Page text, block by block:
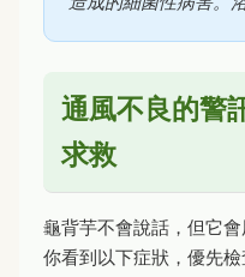
通風不良的警
求救
龜背芋不會說話，但它
你看到以下症狀，優先